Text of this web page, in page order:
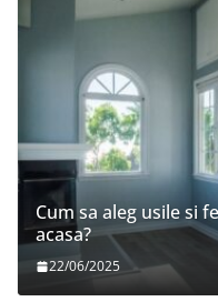
Cum sa aleg usile si
acasa?
22/06/2025